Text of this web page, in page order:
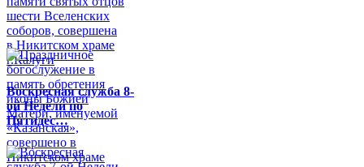
Воскресная служба 8-
ой Недели по
Пятидес…